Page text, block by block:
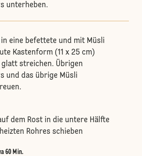
unterheben.
in eine befettete und mit Müsli
Kastenform (11 x 25 cm)
streichen. Übrigen
und das übrige Müsli
dem Rost in die untere Hälfte
Rohres schieben
60 Min.